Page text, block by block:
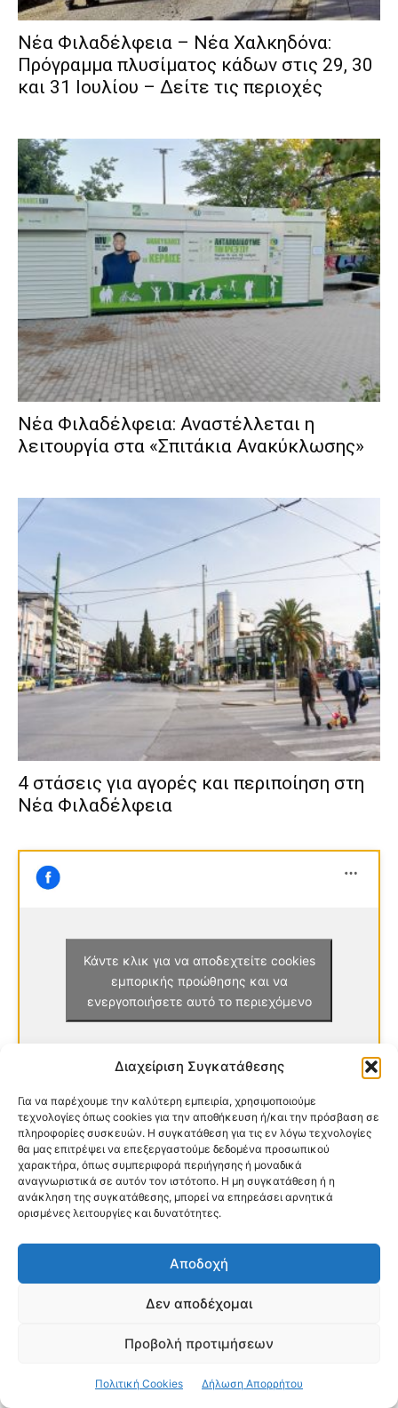
Διαχείριση Συγκατάθεσης
Για να παρέχουμε την καλύτερη εμπειρία, χρησιμοποιούμε
τεχνολογίες όπως cookies για την αποθήκευση ή/και την πρόσβαση σε
πληροφορίες συσκευών. Η συγκατάθεση για τις εν λόγω τεχνολογίες
θα μας επιτρέψει να επεξεργαστούμε δεδομένα προσωπικού
χαρακτήρα, όπως συμπεριφορά περιήγησης ή μοναδικά
αναγνωριστικά σε αυτόν τον ιστότοπο. Η μη συγκατάθεση ή η
ανάκληση της συγκατάθεσης, μπορεί να επηρεάσει αρνητικά
ορισμένες λειτουργίες και δυνατότητες.
Αποδοχή
Δεν αποδέχομαι
Προβολή προτιμήσεων
Πολιτική Cookies Δήλωση Απορρήτου
Νέα Φιλαδέλφεια – Νέα Χαλκηδόνα:
Πρόγραμμα πλυσίματος κάδων στις 29, 30
και 31 Ιουλίου – Δείτε τις περιοχές
Νέα Φιλαδέλφεια: Αναστέλλεται η
λειτουργία στα «Σπιτάκια Ανακύκλωσης»
4 στάσεις για αγορές και περιποίηση στη
Νέα Φιλαδέλφεια
Κάντε κλικ για να αποδεχτείτε cookies
εμπορικής προώθησης και να
ενεργοποιήσετε αυτό το περιεχόμενο
- Ακολουθήστε τηνΕφημερίδα Fx-newsστο
Google Newsκαι μάθετε πρώτοι όλες τις
Νέα ΦιλαδέλφειακαιΝέα Χαλκηδόνα